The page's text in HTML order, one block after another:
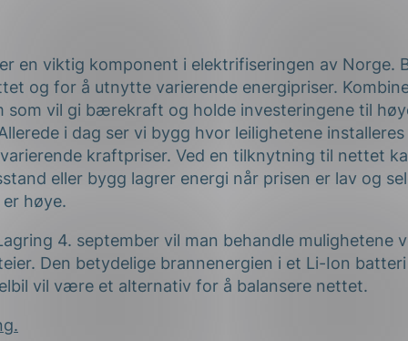
en viktig komponent i elektrifiseringen av Norge.
og for å utnytte varierende energipriser.
som vil gi bærekraft og holde investeringene til
i dag ser vi bygg hvor leilighetene
kraftpriser. Ved en tilknytning til nettet
eller bygg lagrer energi når prisen er lav og
høye.
4. september vil man behandle mulighetene
Den betydelige brannenergien i et Li-Ion
vil være et alternativ for å balansere nettet.